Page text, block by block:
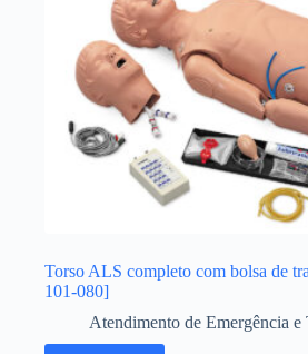
Torso ALS completo com bolsa de
101-080]
Atendimento de Emergência e